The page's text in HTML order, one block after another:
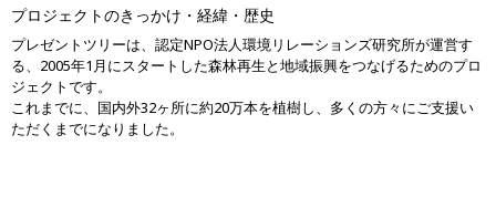
プロジェクトのきっかけ・経緯・歴史
プレゼントツリーは、認定NPO法人環境リレーションズ研究所が運営す
る、2005年1月にスタートした森林再生と地域振興をつなげるためのプロ
ジェクトです。
これまでに、国内外32ヶ所に約20万本を植樹し、多くの方々にご支援い
ただくまでになりました。